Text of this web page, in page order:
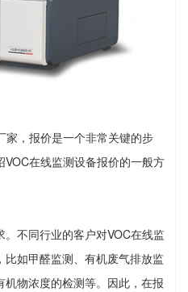
家，报价是一个非常关键的步
在线监测设备报价的一般方
不同行业的客户对VOC在线监
如甲醛监测、有机废气排放监
物浓度的检测等。因此，在报